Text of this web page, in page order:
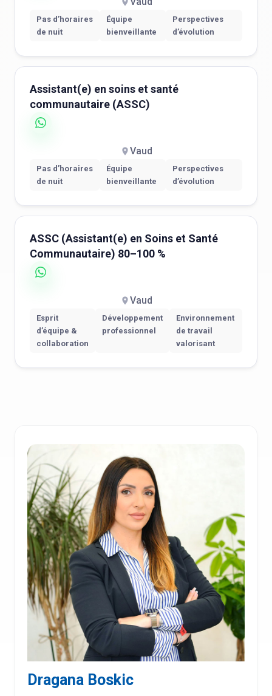
Pas d’horaires
de nuit
Équipe
bienveillante
Perspectives
d’évolution
Assistant(e) en soins et santé
communautaire (ASSC)
Vaud
Pas d’horaires
de nuit
Équipe
bienveillante
Perspectives
d’évolution
ASSC (Assistant(e) en Soins et Santé
Communautaire) 80–100 %
Vaud
Esprit
d’équipe &
collaboration
Développement
professionnel
Environnement
de travail
valorisant
Dragana Boskic